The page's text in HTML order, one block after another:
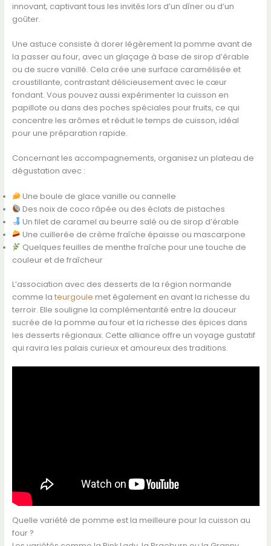
innovant, captivant tous les invités lors d’un dîner ou d’un
goûter.
Une astuce consiste à dorer légèrement la pomme avant de
la passer au four, avec un glaçage à base de sirop d’érable
ou de sucre vanillé. Cela crée une surface caramélisée et
croustillante, contrastant délicieusement avec le cœur
fondant. Vous pouvez aussi expérimenter la cuisson en
papillote ou dans des poches spéciales pour fruits, ce qui
concentre les arômes et réduit le temps de cuisson, idéal
pour une préparation rapide.
Concernant les accompagnements, organisez un plateau de
dégustation avec :
Une boule de glace vanille ou cannelle
Des noix de coco râpée ou des éclats de pistaches
Un filet de caramel au beurre salé ou de sirop d’érable
Une cuillerée de crème fraîche épaisse ou mascarpone
Quelques feuilles de menthe fraîche pour une touche de
couleur et de fraîcheur
L’association avec des desserts de la région normande
comme la teurgoule met également en avant la richesse du
terroir. Elle souligne la complémentarité entre la douceur
sucrée de la pomme au four et la richesse des épices dans
les desserts régionaux. Cette alliance offre un voyage gustatif
qui ravira les palais curieux et amoureux des traditions.
Quelle variété de pomme est la meilleure pour la cuisson au
four ?